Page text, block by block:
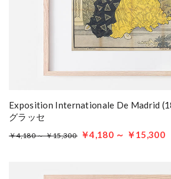
Exposition Internationale De Madrid
グラッセ
￥4,180 ～ ￥15,300 ￥4,180 ～ ￥15,300